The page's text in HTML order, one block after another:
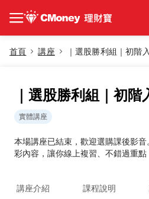
首頁 講座
｜選股勝利組｜初階
實體講座
本場講座已結束，歡迎選購課後影
彩內容，讓你線上複習、不錯過重點
講座介紹 課程說明